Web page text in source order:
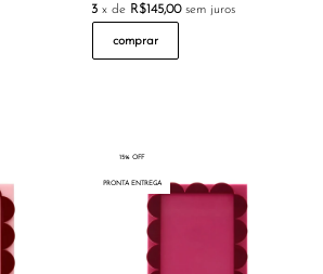
3 x de R$145,00 sem juros
comprar
15% OFF
PRONTA ENTREGA